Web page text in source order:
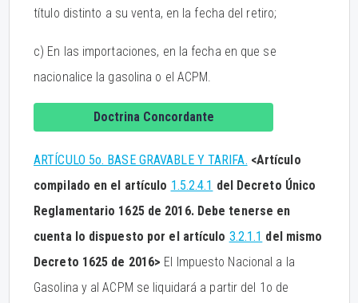
título distinto a su venta, en la fecha del retiro;
c) En las importaciones, en la fecha en que se
nacionalice la gasolina o el ACPM.
Doctrina Concordante
ARTÍCULO 5o. BASE GRAVABLE Y TARIFA. <Artículo
compilado en el artículo 1.5.2.4.1 del Decreto Único
Reglamentario 1625 de 2016. Debe tenerse en
cuenta lo dispuesto por el artículo 3.2.1.1 del mismo
Decreto 1625 de 2016> El Impuesto Nacional a la
Gasolina y al ACPM se liquidará a partir del 1o de